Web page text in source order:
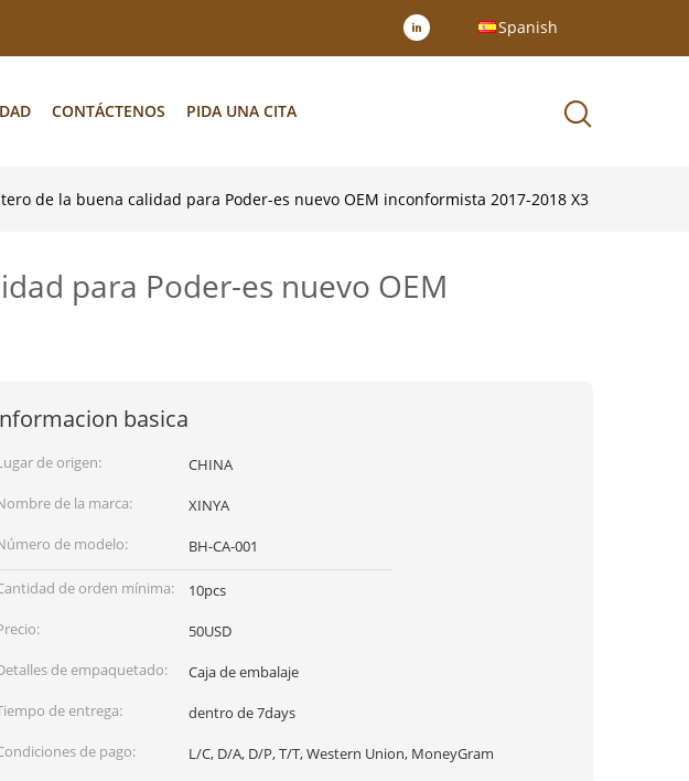
Spanish
CONTÁCTENOS PIDA UNA CITA
de la buena calidad para Poder-es nuevo OEM inconformista 2017-2018 X3
para Poder-es nuevo OEM
basica
de origen:
CHINA
de la marca:
XINYA
de modelo:
BH-CA-001
de orden mínima:
10pcs
50USD
de empaquetado:
Caja de embalaje
de entrega:
dentro de 7days
de pago:
L/C, D/A, D/P, T/T, Western Union, MoneyGram